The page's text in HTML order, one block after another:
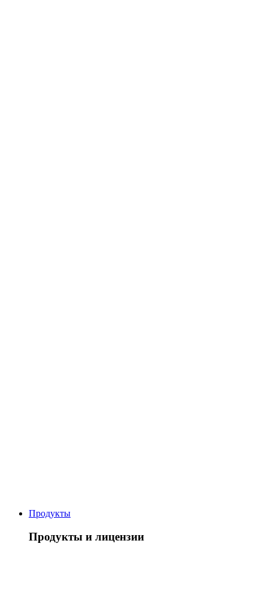
Продукты
Продукты и лицензии